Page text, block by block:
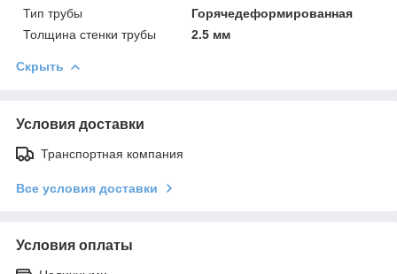
Тип трубы
Горячедеформированная
Толщина стенки трубы
2.5 мм
Скрыть
Условия доставки
Транспортная компания
Все условия доставки
Условия оплаты